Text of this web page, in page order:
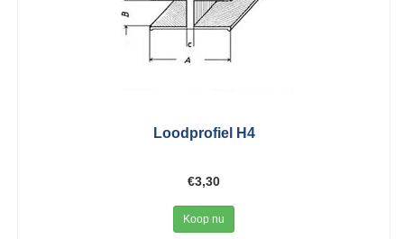
Loodprofiel H4
€3,30
Koop nu